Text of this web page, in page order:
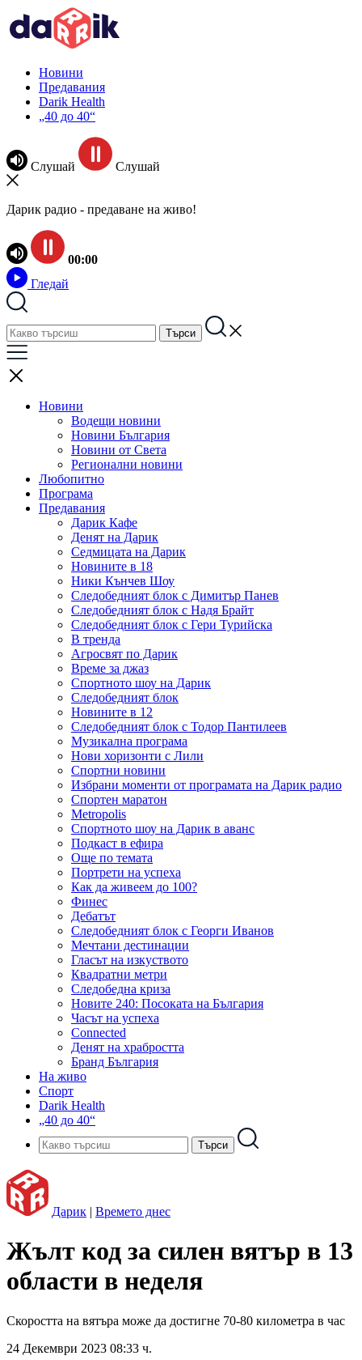
Новини
Предавания
Darik Health
„40 до 40“
Слушай Слушай
Дарик радио - предаване на живо!
00:00
Гледай
Новини
Водещи новини
Новини България
Новини от Света
Регионални новини
Любопитно
Програма
Предавания
Дарик Кафе
Денят на Дарик
Седмицата на Дарик
Новините в 18
Ники Кънчев Шоу
Следобедният блок с Димитър Панев
Следобедният блок с Надя Брайт
Следобедният блок с Гери Турийска
В тренда
Агросвят по Дарик
Време за джаз
Спортното шоу на Дарик
Следобедният блок
Новините в 12
Следобедният блок с Тодор Пантилеев
Музикална програма
Нови хоризонти с Лили
Спортни новини
Избрани моменти от програмата на Дарик радио
Спортен маратон
Metropolis
Спортното шоу на Дарик в аванс
Подкаст в ефира
Още по темата
Портрети на успеха
Как да живеем до 100?
Финес
Дебатът
Следобедният блок с Георги Иванов
Мечтани дестинации
Гласът на изкуството
Квадратни метри
Следобедна криза
Новите 240: Посоката на България
Часът на успеха
Connected
Денят на храбростта
Бранд България
На живо
Спорт
Darik Health
„40 до 40“
Дарик | Времето днес
Жълт код за силен вятър в 13
области в неделя
Скоростта на вятъра може да достигне 70-80 километра в час
24 Декември 2023 08:33 ч.